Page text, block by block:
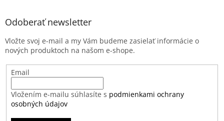
Odoberať newsletter
Vložte svoj e-mail a my Vám budeme zasielať informácie o
nových produktoch na našom e-shope.
Email
Vložením e-mailu súhlasíte s podmienkami ochrany
osobných údajov